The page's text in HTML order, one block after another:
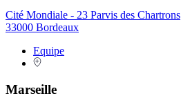
Cité Mondiale - 23 Parvis des Chartrons
33000 Bordeaux
Equipe
Marseille